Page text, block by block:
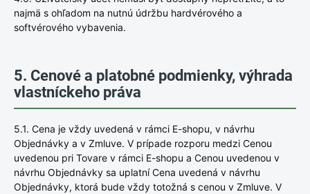
najmä s ohľadom na nutnú údržbu hardvérového a
softvérového vybavenia.
5. Cenové a platobné podmienky, výhrada
vlastníckeho práva
5.1. Cena je vždy uvedená v rámci E-shopu, v návrhu
Objednávky a v Zmluve. V prípade rozporu medzi Cenou
uvedenou pri Tovare v rámci E-shopu a Cenou uvedenou v
návrhu Objednávky sa uplatní Cena uvedená v návrhu
Objednávky, ktorá bude vždy totožná s cenou v Zmluve. V